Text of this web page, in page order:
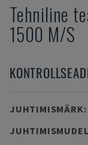
Tehniline
1500 M/S
JUHTIMISMÄRK
JUHTIMISMUDEL